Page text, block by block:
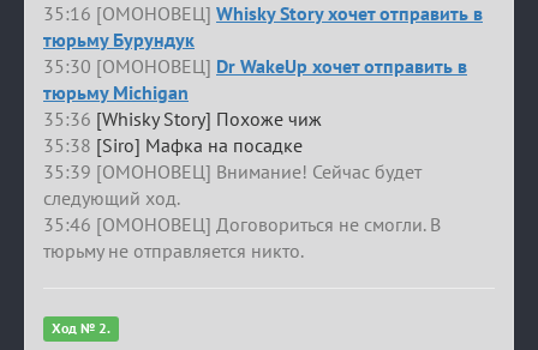
35:16 [ОМОНОВЕЦ] Whisky Story хочет отправить в
тюрьму Бурундук
35:30 [ОМОНОВЕЦ] Dr WakeUp хочет отправить в
тюрьму Michigan
35:36 [Whisky Story] Похоже чиж
35:38 [Siro] Мафка на посадке
35:39 [ОМОНОВЕЦ] Внимание! Сейчас будет
следующий ход.
35:46 [ОМОНОВЕЦ] Договориться не смогли. В
тюрьму не отправляется никто.
Ход № 2.